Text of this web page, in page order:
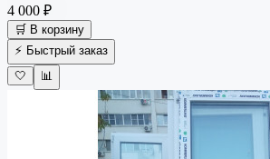
4 000 ₽
🛒 В корзину
⚡ Быстрый заказ
🤍
📊